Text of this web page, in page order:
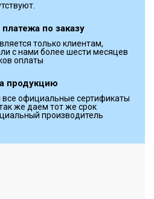
по заказу
только клиентам,
с нами более шести месяцев
оплаты
продукцию
официальные сертификаты
же даем тот же срок
производитель